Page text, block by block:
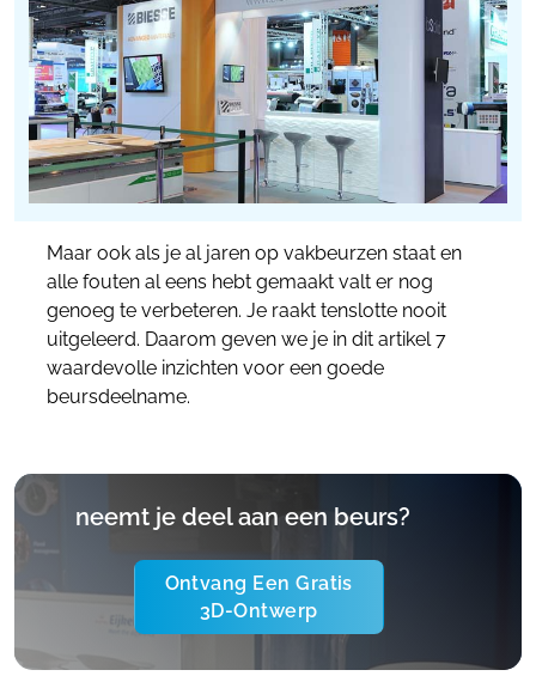
Maar ook als je al jaren op vakbeurzen staat en
alle fouten al eens hebt gemaakt valt er nog
genoeg te verbeteren. Je raakt tenslotte nooit
uitgeleerd. Daarom geven we je in dit artikel 7
waardevolle inzichten voor een goede
beursdeelname.
neemt je deel aan een beurs?
Ontvang Een Gratis
3D-Ontwerp